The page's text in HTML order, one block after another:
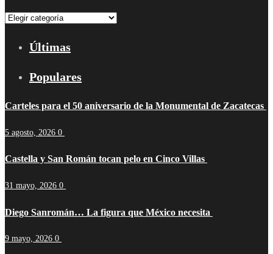
Categorías
Últimas
Populares
Carteles para el 50 aniversario de la Monumental de Zacatecas
5 agosto, 2026 0
Castella y San Román tocan pelo en Cinco Villas
31 mayo, 2026 0
Diego Sanromán… La figura que México necesita
9 mayo, 2026 0